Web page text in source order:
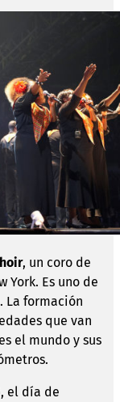
, un coro de
York. Es uno de
La formación
que van
el mundo y sus
el día de